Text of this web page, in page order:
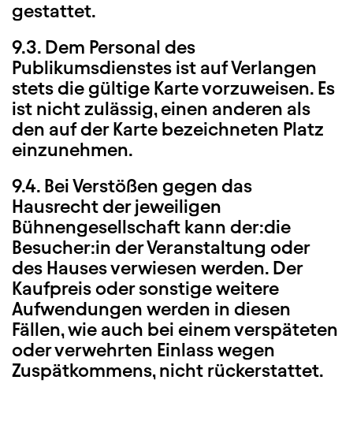
gestattet.
9.3. Dem Personal des
Publikumsdienstes ist auf Verlangen
stets die gültige Karte vorzuweisen. Es
ist nicht zulässig, einen anderen als
den auf der Karte bezeichneten Platz
einzunehmen.
9.4. Bei Verstößen gegen das
Hausrecht der jeweiligen
Bühnengesellschaft kann der:die
Besucher:in der Veranstaltung oder
des Hauses verwiesen werden. Der
Kaufpreis oder sonstige weitere
Aufwendungen werden in diesen
Fällen, wie auch bei einem verspäteten
oder verwehrten Einlass wegen
Zuspätkommens, nicht rückerstattet.